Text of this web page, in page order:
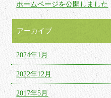
ホームページを公開しました
アーカイブ
2024年1月
2022年12月
2017年5月